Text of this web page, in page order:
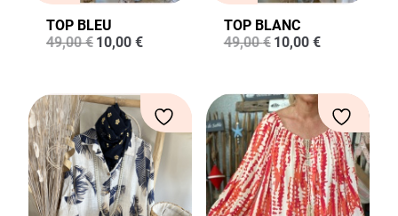
TOP BLEU
49,00€ Le
était :
49,00 €.
10,00 €Le
est :
10,00 €.
TOP BLANC
49,00€ Le
était :
49,00 €.
10,00 €Le
est :
10,00 €.